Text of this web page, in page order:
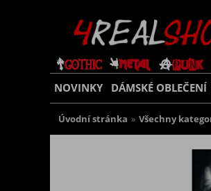
NOVINKY DÁMSKÉ OBLEČENÍ
Úvodní stránka » Všechny